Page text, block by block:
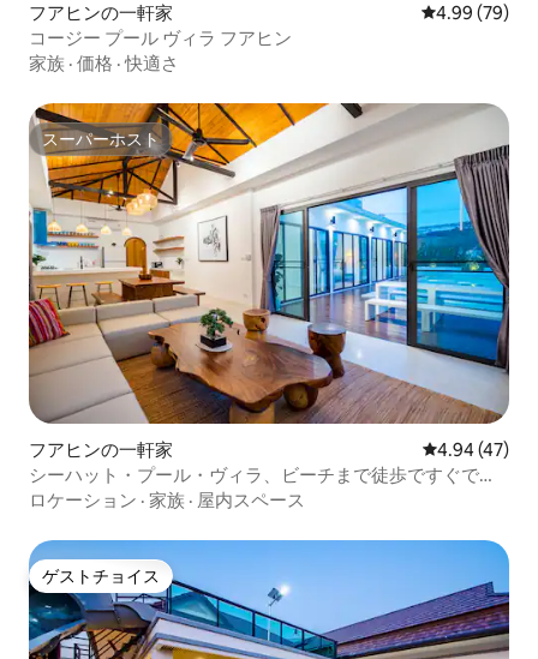
フアヒンの一軒家 レビュー79
4.99 (79)
コージー プール ヴィラ フアヒン
家族 · 価格 ·快適さ
スーパーホスト
スーパーホスト
フアヒンの一軒家 レビュー47
4.94 (47)
シーハット・プール・ヴィラ、ビーチまで徒歩ですぐで
す。
ロケーション · 家族 · 屋内スペース
ゲストチョイス
ゲストチョイス